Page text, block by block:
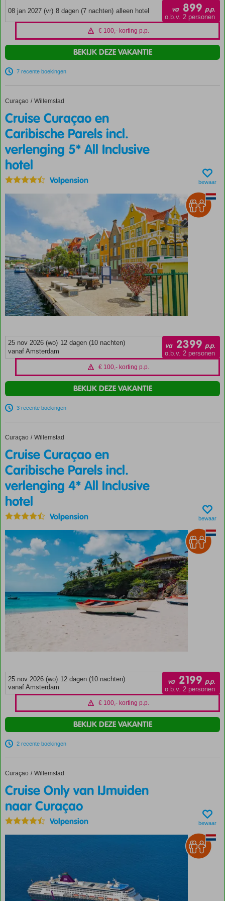
08 jan 2027 (vr) 8 dagen (7 nachten) alleen hotel va 899 p.p.
o.b.v. 2 personen
€ 100,- korting p.p.
7 recente boekingen
BEKIJK DEZE VAKANTIE
Home
Curaçao Willemstad
Cruise Curaçao en Caribische Parels incl. verlenging 5* All Inclusive hotel
Cruise Curaçao en
Caribische Parels incl.
verlenging 5* All Inclusive
hotel
Volpension bewaar
25 nov 2026 (wo) 12 dagen (10 nachten)
vanaf Amsterdam
va 2399 p.p.
o.b.v. 2 personen
€ 100,- korting p.p.
3 recente boekingen
BEKIJK DEZE VAKANTIE
Home
Curaçao Willemstad
Cruise Curaçao en Caribische Parels incl. verlenging 4* All Inclusive hotel
Cruise Curaçao en
Caribische Parels incl.
verlenging 4* All Inclusive
hotel
Volpension bewaar
25 nov 2026 (wo) 12 dagen (10 nachten)
vanaf Amsterdam
va 2199 p.p.
o.b.v. 2 personen
€ 100,- korting p.p.
2 recente boekingen
BEKIJK DEZE VAKANTIE
Home
Curaçao Willemstad
Cruise Only van IJmuiden naar Curaçao
Cruise Only van IJmuiden
naar Curaçao
Volpension bewaar